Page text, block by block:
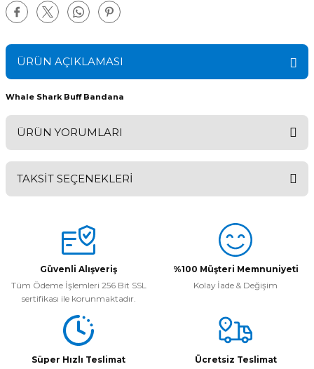
ÜRÜN AÇIKLAMASI
Whale Shark Buff Bandana
ÜRÜN YORUMLARI
TAKSİT SEÇENEKLERİ
Güvenli Alışveriş
Tüm Ödeme İşlemleri 256 Bit SSL
sertifikası ile korunmaktadır.
%100 Müşteri Memnuniyeti
Kolay İade & Değişim
Süper Hızlı Teslimat
Ücretsiz Teslimat